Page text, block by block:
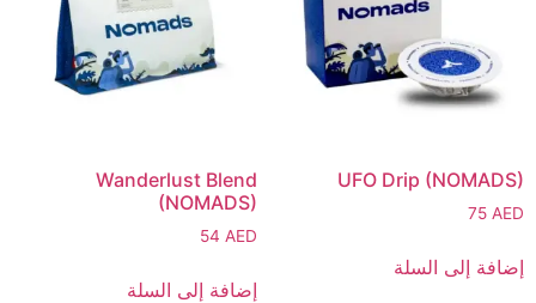
UFO Drip (NOMADS)
75 AED
إضافة إلى السلة
Wanderlust Blend
(NOMADS)
54AED
إضافة إلى السلة